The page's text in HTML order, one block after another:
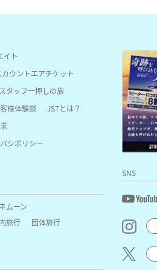
イト
カウントエアチケット
スタッフ一押しの旅
様体験談
JSTとは？
シポリシー
ムーン
旅行
団体旅行
SNS